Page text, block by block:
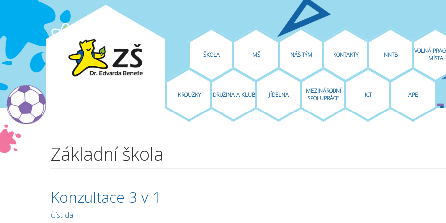
Přejít k hlavnímu obsahu
KROUŽKY
ŠKOLA
DRUŽINA A KLUB JÍDELNA
MEZINÁRODNÍ
SPOLUPRÁCE
NÁŠ TÝM KONTAKTY
ICT APE
MŠ NNTB
VOLNÁ
MÍSTA
Základní škola
Konzultace 3 v 1
Číst dál